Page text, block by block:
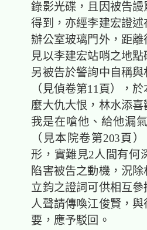
錄影光碟，且因被告
得到，亦經李建宏證
辦公室玻璃門外，距
見以李建宏站哨之地
另被告於警詢中自稱
（見偵卷第11頁），
麼大仇大恨，林水添
我是在嗆他、給他漏
（見本院卷第203頁
形，實難見2人間有何
陷害被告之動機，況
立鈞之證詞可供相互
人聲請傳喚江俊賢，
要，應予駁回。